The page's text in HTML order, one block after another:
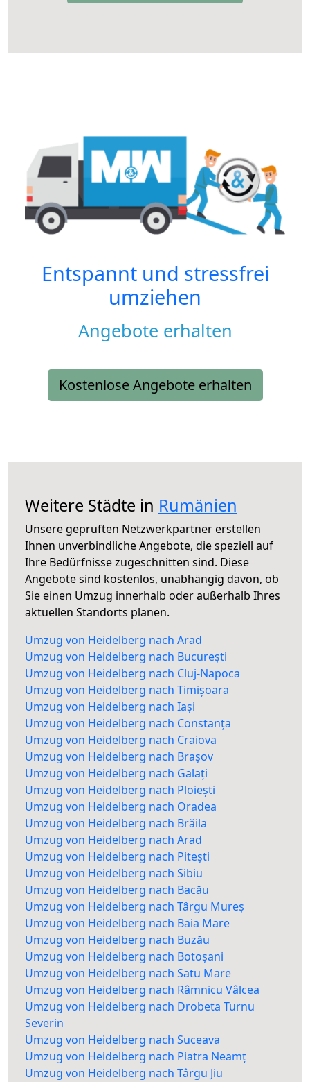
Entspannt und stressfrei
umziehen
Angebote erhalten
Kostenlose Angebote erhalten
Weitere Städte in Rumänien
Unsere geprüften Netzwerkpartner erstellen
Ihnen unverbindliche Angebote, die speziell auf
Ihre Bedürfnisse zugeschnitten sind. Diese
Angebote sind kostenlos, unabhängig davon, ob
Sie einen Umzug innerhalb oder außerhalb Ihres
aktuellen Standorts planen.
Umzug von Heidelberg nach Arad
Umzug von Heidelberg nach București
Umzug von Heidelberg nach Cluj-Napoca
Umzug von Heidelberg nach Timișoara
Umzug von Heidelberg nach Iași
Umzug von Heidelberg nach Constanța
Umzug von Heidelberg nach Craiova
Umzug von Heidelberg nach Brașov
Umzug von Heidelberg nach Galați
Umzug von Heidelberg nach Ploiești
Umzug von Heidelberg nach Oradea
Umzug von Heidelberg nach Brăila
Umzug von Heidelberg nach Arad
Umzug von Heidelberg nach Pitești
Umzug von Heidelberg nach Sibiu
Umzug von Heidelberg nach Bacău
Umzug von Heidelberg nach Târgu Mureș
Umzug von Heidelberg nach Baia Mare
Umzug von Heidelberg nach Buzău
Umzug von Heidelberg nach Botoșani
Umzug von Heidelberg nach Satu Mare
Umzug von Heidelberg nach Râmnicu Vâlcea
Umzug von Heidelberg nach Drobeta Turnu
Severin
Umzug von Heidelberg nach Suceava
Umzug von Heidelberg nach Piatra Neamț
Umzug von Heidelberg nach Târgu Jiu